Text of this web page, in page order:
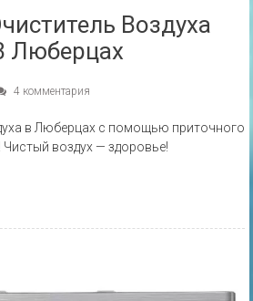
Воздуха
Люберцах
4 комментария
в Люберцах с помощью приточного
воздух — здоровье!